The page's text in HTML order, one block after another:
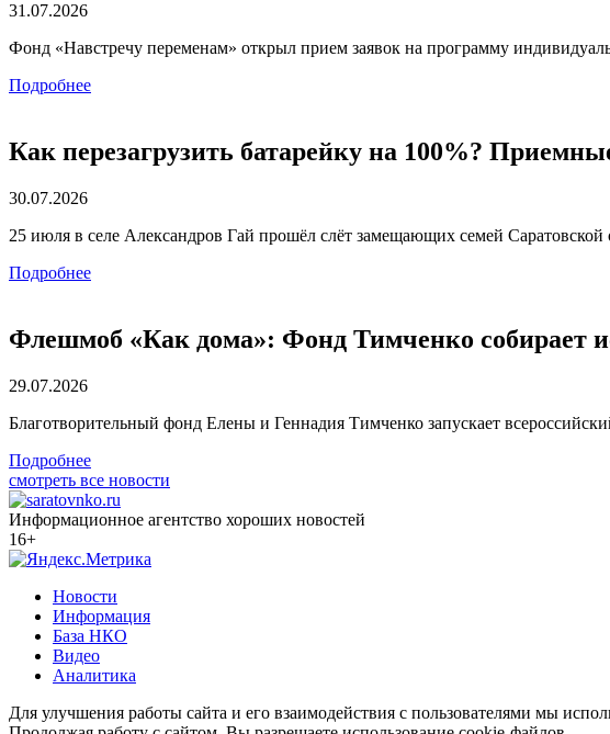
31.07.2026
Фонд «Навстречу переменам» открыл прием заявок на программу
Подробнее
Как перезагрузить батарейку на 100%?
30.07.2026
25 июля в селе Александров Гай прошёл слёт замещающих семей
Подробнее
Флешмоб «Как дома»: Фонд Тимченко собирает
29.07.2026
Благотворительный фонд Елены и Геннадия Тимченко запускает
Подробнее
смотреть все новости
Информационное агентство хороших новостей
16+
Новости
Информация
База НКО
Видео
Аналитика
Для улучшения работы сайта и его взаимодействия с пользователями мы